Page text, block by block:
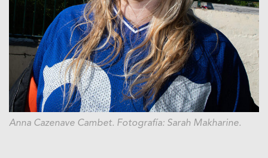
Anna Cazenave Cambet. Fotografía: Sarah Makharine.